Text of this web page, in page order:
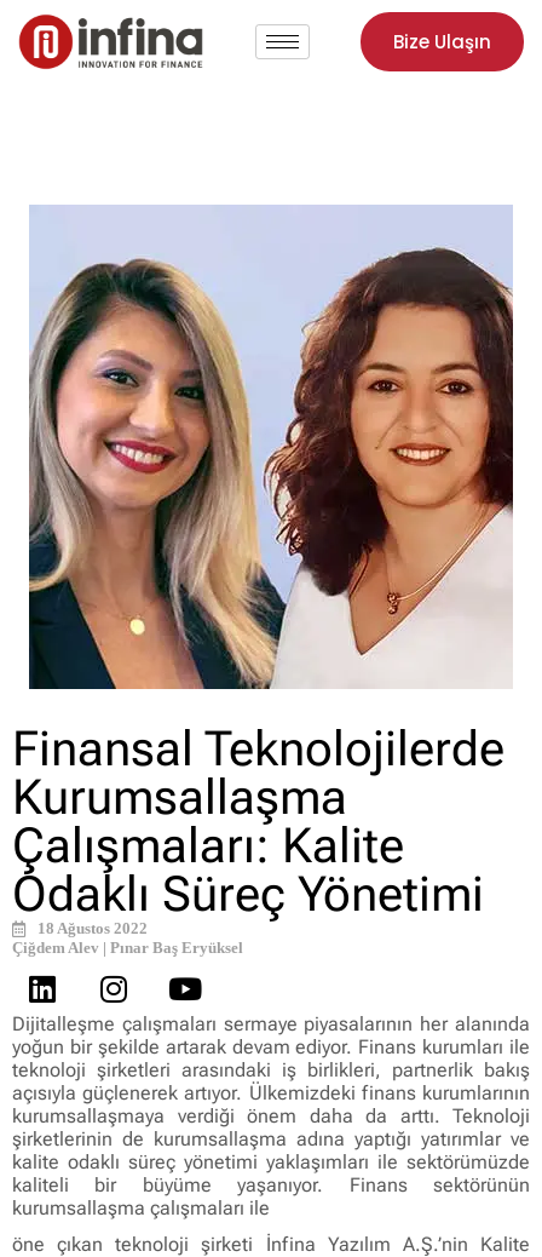
Bize Ulaşın
Finansal Teknolojilerde
Kurumsallaşma
Çalışmaları: Kalite
Odaklı Süreç Yönetimi
18 Ağustos 2022
Çiğdem Alev | Pınar Baş Eryüksel
Dijitalleşme çalışmaları sermaye piyasalarının her alanında
yoğun bir şekilde artarak devam ediyor. Finans kurumları ile
teknoloji şirketleri arasındaki iş birlikleri, partnerlik bakış
açısıyla güçlenerek artıyor. Ülkemizdeki finans kurumlarının
kurumsallaşmaya verdiği önem daha da arttı. Teknoloji
şirketlerinin de kurumsallaşma adına yaptığı yatırımlar ve
kalite odaklı süreç yönetimi yaklaşımları ile sektörümüzde
kaliteli bir büyüme yaşanıyor. Finans sektörünün
kurumsallaşma çalışmaları ile
öne çıkan teknoloji şirketi İnfina Yazılım A.Ş.’nin Kalite